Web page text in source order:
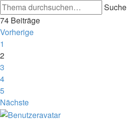
Suche
74 Beiträge
Vorherige
1
2
3
4
5
Nächste